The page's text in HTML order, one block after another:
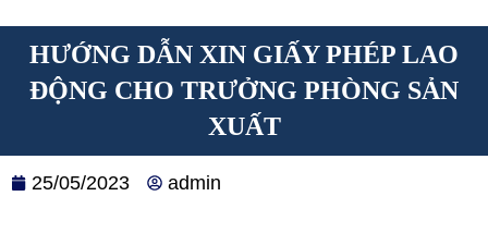
HƯỚNG DẪN XIN GIẤY PHÉP LAO
ĐỘNG CHO TRƯỞNG PHÒNG SẢN
XUẤT
25/05/2023 admin